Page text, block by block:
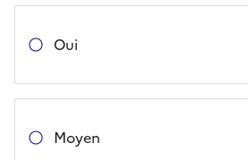
Oui
Moyen